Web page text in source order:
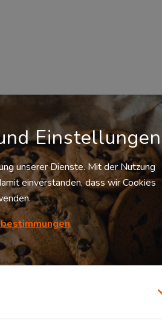
Einstellungen
unserer Dienste. Mit der Nutzung
einverstanden, dass wir Cookies